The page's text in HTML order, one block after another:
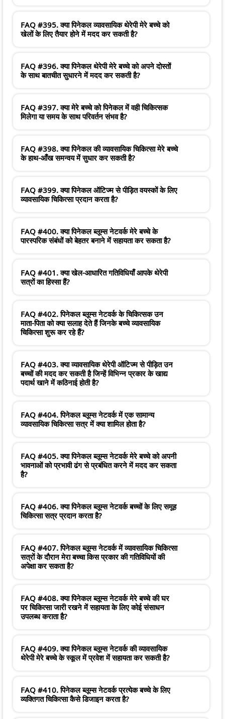
FAQ #395. क्या पिनेकल व्यावसायिक थेरेपी मेरे बच्चे को
खेलों के लिए तैयार होने में मदद कर सकती है?
FAQ #396. क्या पिनेकल थेरेपी मेरे बच्चे को अपने दोस्तों
के साथ बातचीत सुधारने में मदद कर सकती है?
FAQ #397. क्या मेरे बच्चे को पिनेकल में वही चिकित्सक
मिलेगा या समय के साथ परिवर्तन संभव है?
FAQ #398. क्या पिनेकल की व्यावसायिक चिकित्सा मेरे बच्चे
के हाथ-आँख समन्वय में सुधार कर सकती है?
FAQ #399. क्या पिनेकल ऑटिज्म से पीड़ित वयस्कों के लिए
व्यावसायिक चिकित्सा प्रदान करता है?
FAQ #400. क्या पिनेकल ब्लूम्स नेटवर्क मेरे बच्चे के
पारस्परिक संबंधों को बेहतर बनाने में सहायता कर सकता है?
FAQ #401. क्या खेल-आधारित गतिविधियाँ आपके थेरेपी
सत्रों का हिस्सा हैं?
FAQ #402. पिनेकल ब्लूम्स नेटवर्क के चिकित्सक उन
माता-पिता को क्या सलाह देते हैं जिनके बच्चे व्यावसायिक
चिकित्सा शुरू कर रहे हैं?
FAQ #403. क्या व्यावसायिक थेरेपी ऑटिज्म से पीड़ित उन
बच्चों की मदद कर सकती है जिन्हें विभिन्न प्रकार के खाद्य
पदार्थ खाने में कठिनाई होती है?
FAQ #404. पिनेकल ब्लूम्स नेटवर्क में एक सामान्य
व्यावसायिक चिकित्सा सत्र में क्या शामिल होता है?
FAQ #405. क्या पिनेकल ब्लूम्स नेटवर्क मेरे बच्चे को अपनी
भावनाओं को प्रभावी ढंग से प्रबंधित करने में मदद कर सकता
है?
FAQ #406. क्या पिनेकल ब्लूम्स नेटवर्क बच्चों के लिए समूह
चिकित्सा सत्र प्रदान करता है?
FAQ #407. पिनेकल ब्लूम्स नेटवर्क में व्यावसायिक चिकित्सा
सत्रों के दौरान मेरा बच्चा किस प्रकार की गतिविधियों की
अपेक्षा कर सकता है?
FAQ #408. क्या पिनेकल ब्लूम्स नेटवर्क मेरे बच्चे की घर
पर चिकित्सा जारी रखने में सहायता के लिए कोई संसाधन
उपलब्ध कराता है?
FAQ #409. क्या पिनेकल ब्लूम्स नेटवर्क की व्यावसायिक
थेरेपी मेरे बच्चे के स्कूल में प्रवेश में सहायता कर सकती है?
FAQ #410. पिनेकल ब्लूम्स नेटवर्क प्रत्येक बच्चे के लिए
व्यक्तिगत चिकित्सा कैसे डिजाइन करता है?